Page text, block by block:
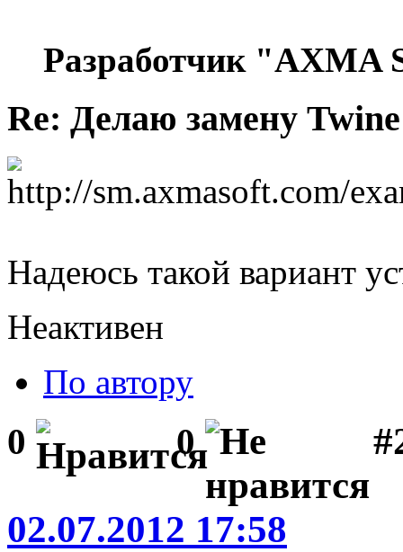
Разработчик "AXMA
Re: Делаю замену
Надеюсь такой вариант
Неактивен
По автору
0 0
02.07.2012 17:58